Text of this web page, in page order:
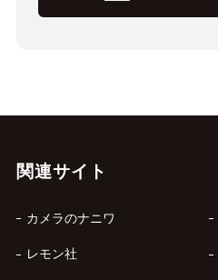
関連サイト
カメラのナニワ
レモン社